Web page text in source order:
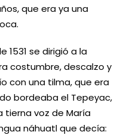
que era ya una
1531 se dirigió a la
costumbre, descalzo y
con una tilma, que era
bordeaba el Tepeyac,
tierna voz de María
náhuatl que decía: